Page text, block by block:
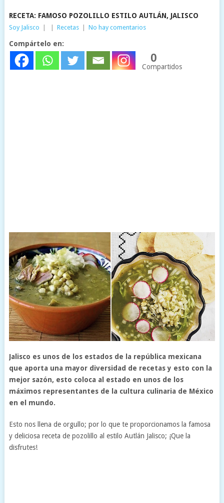
RECETA: FAMOSO POZOLILLO ESTILO AUTLÁN, JALISCO
Soy Jalisco Recetas No hay comentarios
Compártelo en:
0
Compartidos
Jalisco es unos de los estados de la república mexicana
que aporta una mayor diversidad de recetas y esto con la
mejor sazón, esto coloca al estado en unos de los
máximos representantes de la cultura culinaria de México
en el mundo.
Esto nos llena de orgullo; por lo que te proporcionamos la famosa
y deliciosa receta de pozolillo al estilo Autlán Jalisco; ¡Que la
disfrutes!